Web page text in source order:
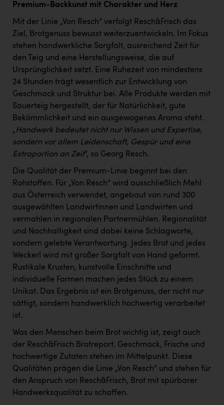
Resch&Frisch
RUBBLE MASTER
Ruderclub Wels
SCRI - Salzburg Cancer Research Institute
SCHMACHTL GmbH
Schwingshandl - automation technology gmbh
Seher + Partner
TCL
TRAILOMAT & Cycling Austria
VERITAS
Vier Diamanten
Vorlagenportal
Wir besiegen Krebs
Wirtschaftskammer OÖ
ZGONC
ZULuft - Zukunft Luft Austria
z.l.ö.
Österreichisches Hebammengremium
Premium-Backkunst mit Charakter und Herz
Mit der Linie „Von Resch“ verfolgt Resch&Frisch das
Ziel, Brotgenuss bewusst weiterzuentwickeln. Im Fokus
stehen handwerkliche Sorgfalt, ausreichend Zeit für
den Teig und eine Herstellungsweise, die auf
Ursprünglichkeit setzt. Eine Ruhezeit von mindestens
24 Stunden trägt wesentlich zur Entwicklung von
Geschmack und Struktur bei. Alle Produkte werden mit
Sauerteig hergestellt, der für Natürlichkeit, gute
Bekömmlichkeit und ein ausgewogenes Aroma steht.
„Handwerk bedeutet nicht nur Wissen und Expertise,
sondern vor allem Leidenschaft, Gespür und eine
Extraportion an Zeit“, so Georg Resch.
Die Qualität der Premium-Linie beginnt bei den
Rohstoffen. Für „Von Resch“ wird ausschließlich Mehl
aus Österreich verwendet, angebaut von rund 300
ausgewählten Landwirtinnen und Landwirten und
vermahlen in regionalen Partnermühlen. Regionalität
und Nachhaltigkeit sind dabei keine Schlagworte,
sondern gelebte Verantwortung. Jedes Brot und jedes
Weckerl wird mit großer Sorgfalt von Hand geformt.
Rustikale Krusten, kunstvolle Einschnitte und
individuelle Formen machen jedes Stück zu einem
Unikat. Das Ergebnis ist ein Brotgenuss, der nicht nur
sättigt, sondern handwerklich hochwertig verarbeitet
ist.
Was den Menschen beim Brot wichtig ist, zeigt auch
der Resch&Frisch Brotreport. Geschmack, Frische und
hochwertige Zutaten stehen im Mittelpunkt. Diese
Qualitäten prägen die Linie „Von Resch“ und stehen für
den Anspruch von Resch&Frisch, Brot mit spürbarer
Handwerksqualität zu schaffen.